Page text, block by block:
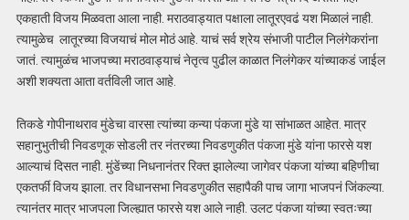
एकहाती विजय मिळवता आला नाही. मराठवाड्यात पक्षाला लातूरएवढं यश मिळालं नाही.
त्यामुळेच लातूरच्या विजयाचं मोल मोठं आहे. याचं सर्व श्रेय संभाजी पाटील निलंगेकरांना
जातं. त्यामुळंच भाजपच्या मराठवाड्याचं नेतृत्व पुढील काळात निलंगेकर यांच्याकडं जाईल
अशी शक्यता आता वर्तविली जात आहे.
तिकडे गोपीनाथराव मुंडेचा वारसा त्यांच्या कन्या पंकजा मुंडे या सांभाळत आहेत. मात्र
सहानुभुतीची निवडणूक सोडली तर नंतरच्या निवडणुकीत पंकजा मुंडे यांना फारसे यश
आल्याचं दिसत नाही. मुंडेंच्या निधनानंतर रिक्त झालेल्या जागेवर पंकजा यांच्या बहिणीचा
एकतर्फी विजय झाला. तर विधानसभा निवडणुकीत सहापैकी पाच जागा भाजपनं जिंकल्या.
त्यानंतर मात्र भाजपला जिल्ह्यात फारसे यश आले नाही. उलट पंकजा यांच्या स्वतःच्या